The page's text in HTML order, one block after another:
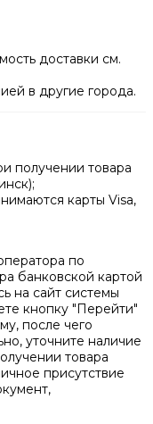
доставки см.
в другие города.
получении товара
карты Visa,
по
банковской картой
на сайт системы
кнопку "Перейти"
после чего
уточните наличие
товара
присутствие